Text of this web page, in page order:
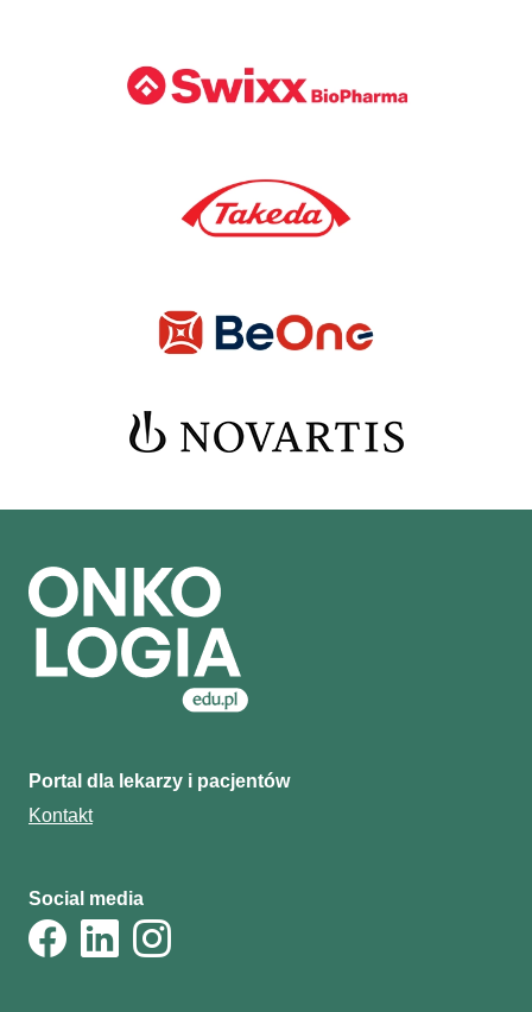
Portal dla lekarzy i pacjentów
Kontakt
Social media